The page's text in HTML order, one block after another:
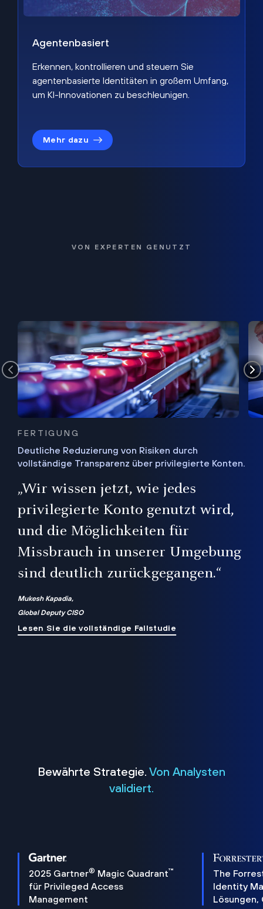
Agentenbasiert
Erkennen, kontrollieren und steuern Sie
agentenbasierte Identitäten in großem Umfang,
um KI-Innovationen zu beschleunigen.
Mehr dazu
VON EXPERTEN GENUTZT
FERTIGUNG
Deutliche Reduzierung von Risiken durch
vollständige Transparenz über privilegierte Konten.
„Wir wissen jetzt, wie jedes
privilegierte Konto genutzt wird,
und die Möglichkeiten für
Missbrauch in unserer Umgebung
sind deutlich zurückgegangen.“
Mukesh Kapadia,
Global Deputy CISO
Lesen Sie die vollständige Fallstudie
Bewährte Strategie. Von Analysten
validiert.
2025 Gartner® Magic Quadrant™
für Privileged Access
Management
The
Identity
Lösungen,